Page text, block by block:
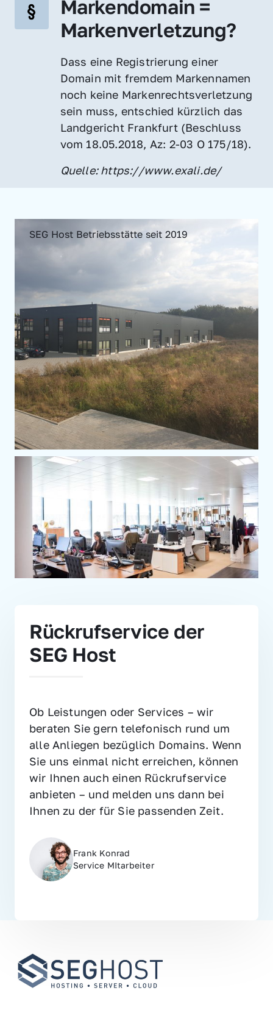
Markendomain =
Markenverletzung?
Dass eine Registrierung einer
Domain mit fremdem Markennamen
noch keine Markenrechtsverletzung
sein muss, entschied kürzlich das
Landgericht Frankfurt (Beschluss
vom 18.05.2018, Az: 2-03 O 175/18).
Quelle: https://www.exali.de/
SEG Host Betriebsstätte seit 2019
Rückrufservice der
SEG Host
Ob Leistungen oder Services – wir
beraten Sie gern telefonisch rund um
alle Anliegen bezüglich Domains. Wenn
Sie uns einmal nicht erreichen, können
wir Ihnen auch einen Rückrufservice
anbieten – und melden uns dann bei
Ihnen zu der für Sie passenden Zeit.
Frank Konrad
Service MItarbeiter